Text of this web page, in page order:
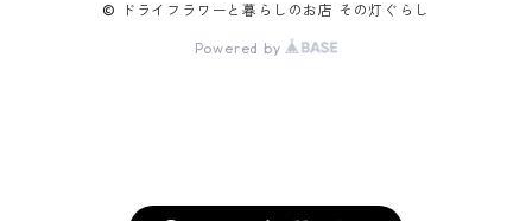
© ドライフラワーと暮らしのお店 その灯ぐらし
Powered by